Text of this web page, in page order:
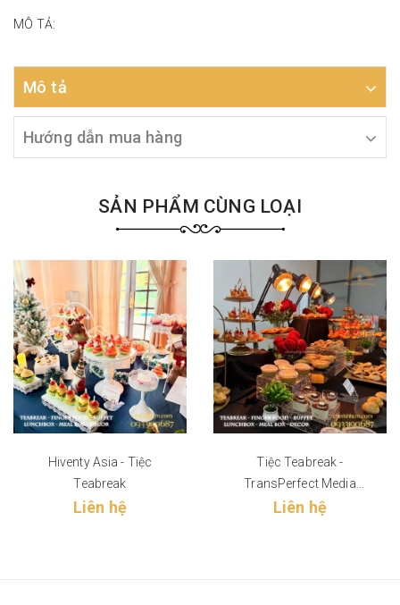
MÔ TẢ:
Mô tả
Hướng dẫn mua hàng
SẢN PHẨM CÙNG LOẠI
Hiventy Asia - Tiệc
Teabreak
Liên hệ
Tiệc Teabreak -
TransPerfect Media
Vietnam
Liên hệ